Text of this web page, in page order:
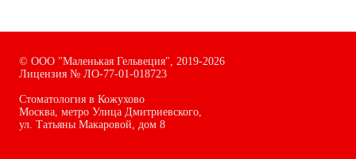
© ООО "Маленькая Гельвеция",
2019-2026
Лицензия № ЛО-77-01-018723
Стоматология в Кожухово
Москва, метро Улица Дмитриевского,
ул. Татьяны Макаровой, дом 8